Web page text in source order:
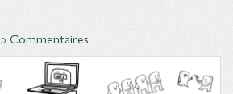
5 Commentaires